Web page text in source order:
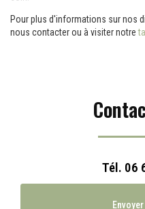
Pour plus d'informations sur nos
nous contacter ou à visiter notre
Tél. 06